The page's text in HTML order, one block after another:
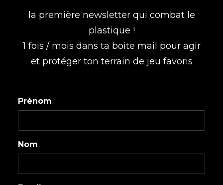
la première newsletter qui combat le
plastique !
1 fois / mois dans ta boite mail pour agir
et protéger ton terrain de jeu favoris
Prénom
Nom